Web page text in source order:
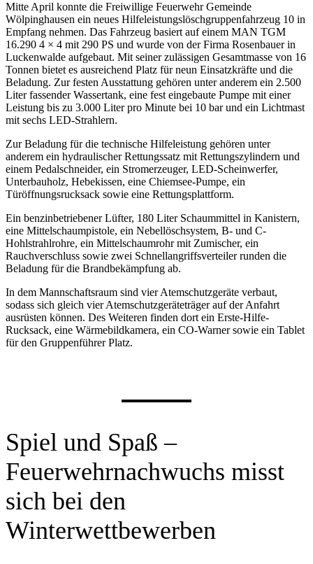
Mitte April konnte die Freiwillige Feuerwehr Gemeinde
Wölpinghausen ein neues Hilfeleistungslöschgruppenfahrzeug 10 in
Empfang nehmen. Das Fahrzeug basiert auf einem MAN TGM
16.290 4 × 4 mit 290 PS und wurde von der Firma Rosenbauer in
Luckenwalde aufgebaut. Mit seiner zulässigen Gesamtmasse von 16
Tonnen bietet es ausreichend Platz für neun Einsatzkräfte und die
Beladung. Zur festen Ausstattung gehören unter anderem ein 2.500
Liter fassender Wassertank, eine fest eingebaute Pumpe mit einer
Leistung bis zu 3.000 Liter pro Minute bei 10 bar und ein Lichtmast
mit sechs LED-Strahlern.
Zur Beladung für die technische Hilfeleistung gehören unter
anderem ein hydraulischer Rettungssatz mit Rettungszylindern und
einem Pedalschneider, ein Stromerzeuger, LED-Scheinwerfer,
Unterbauholz, Hebekissen, eine Chiemsee-Pumpe, ein
Türöffnungsrucksack sowie eine Rettungsplattform.
Ein benzinbetriebener Lüfter, 180 Liter Schaummittel in Kanistern,
eine Mittelschaumpistole, ein Nebellöschsystem, B- und C-
Hohlstrahlrohre, ein Mittelschaumrohr mit Zumischer, ein
Rauchverschluss sowie zwei Schnellangriffsverteiler runden die
Beladung für die Brandbekämpfung ab.
In dem Mannschaftsraum sind vier Atemschutzgeräte verbaut,
sodass sich gleich vier Atemschutzgeräteträger auf der Anfahrt
ausrüsten können. Des Weiteren finden dort ein Erste-Hilfe-
Rucksack, eine Wärmebildkamera, ein CO-Warner sowie ein Tablet
für den Gruppenführer Platz.
Spiel und Spaß –
Feuerwehrnachwuchs misst
sich bei den
Winterwettbewerben